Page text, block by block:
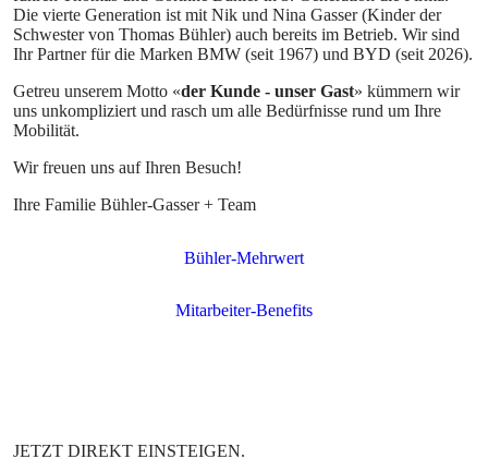
Die vierte Generation ist mit Nik und Nina Gasser (Kinder der
Schwester von Thomas Bühler) auch bereits im Betrieb. Wir sind
Ihr Partner für die Marken BMW (seit 1967) und BYD (seit 2026).
Getreu unserem Motto «der Kunde - unser Gast» kümmern wir
uns unkompliziert und rasch um alle Bedürfnisse rund um Ihre
Mobilität.
Wir freuen uns auf Ihren Besuch!
Ihre Familie Bühler-Gasser + Team